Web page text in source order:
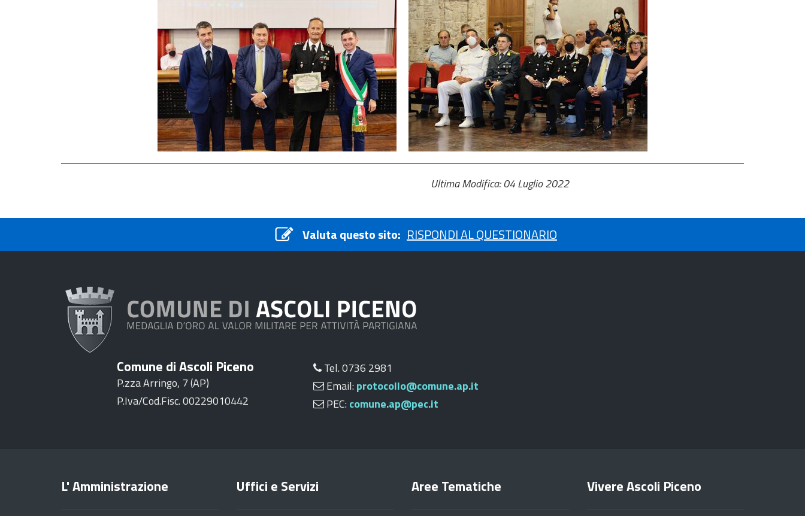
Ultima Modifica: 04 Luglio 2022
Valuta questo sito: RISPONDI AL QUESTIONARIO
Comune di Ascoli Piceno
P.zza Arringo, 7 (AP)
P.Iva/Cod.Fisc. 00229010442
Tel. 0736 2981
Email: protocollo@comune.ap.it
PEC: comune.ap@pec.it
L' Amministrazione Uffici e Servizi Aree Tematiche Vivere Ascoli Piceno